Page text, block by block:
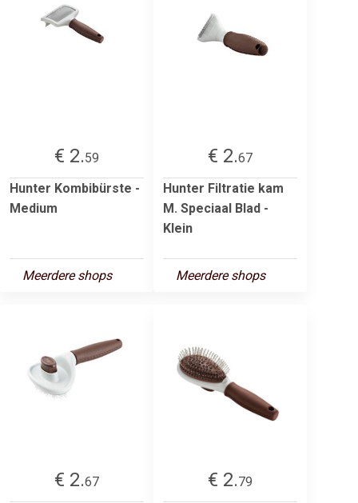
€ 2.59
Hunter Kombibürste -
Medium
Meerdere shops
€ 2.67
Hunter Filtratie kam
M. Speciaal Blad -
Klein
Meerdere shops
€ 2.67
€ 2.79